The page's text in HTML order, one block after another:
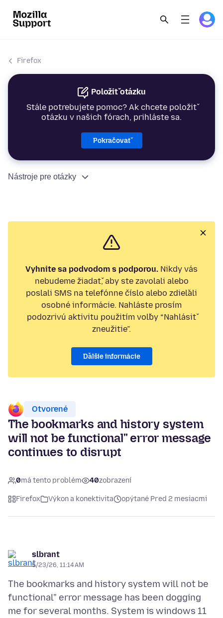
Firefox
Položiť otázku
Stále potrebujete pomoc? Ak chcete položiť
otázku v našich fórach, prihláste sa.
Pokračovať
Nástroje pre otázky
Vyhnite sa podvodom s podporou. Nikdy vás
nebudeme žiadať, aby ste zavolali alebo
poslali SMS na telefónne číslo alebo zdieľali
osobné informácie. Nahláste prosím
podozrivú aktivitu použitím voľby “Nahlásiť
zneužitie”.
Ďalšie informácie
Otvorené
The bookmarks and history system
will not be functional" error message
continues to disrupt
0má tento problém 40zobrazení
Firefox Výkon a konektivita opýtané Pred 2 mesiacmi
slbrant
5/23/26, 11:14 AM
The bookmarks and history system will not be
functional" error message has been dogging
me for several months. System is windows 11